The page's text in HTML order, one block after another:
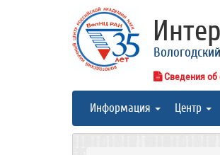
Сведения об
Информация Центр